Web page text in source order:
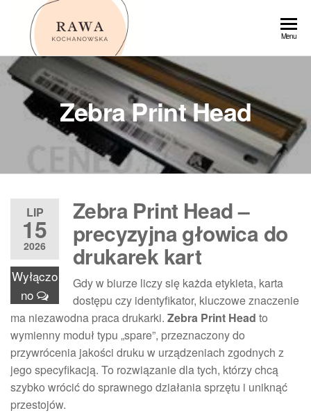
Przejdź
Menu
Zebra Print Head
LIP
15
2026
Wyłączo
no
Zebra Print Head –
precyzyjna głowica do
drukarek kart
Gdy w biurze liczy się każda etykieta, karta
dostępu czy identyfikator, kluczowe znaczenie
ma niezawodna praca drukarki. Zebra Print Head to
wymienny moduł typu „spare”, przeznaczony do
przywrócenia jakości druku w urządzeniach zgodnych z
jego specyfikacją. To rozwiązanie dla tych, którzy chcą
szybko wrócić do sprawnego działania sprzętu i uniknąć
przestojów.